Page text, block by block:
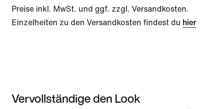
Preise inkl. MwSt. und ggf. zzgl. Versandkosten.
Einzelheiten zu den Versandkosten findest du hier
Vervollständige den Look